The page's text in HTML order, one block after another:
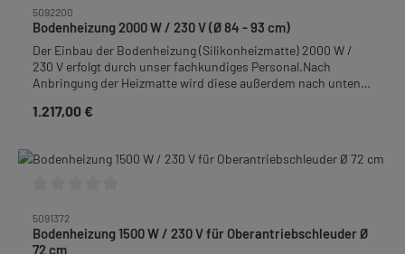
5092200
Bodenheizung 2000 W / 230 V (Ø 84 - 93 cm)
Der Einbau der Bodenheizung (Silikonheizmatte) 2000 W /
230 V erfolgt durch unser fachkundiges Personal.Nach
Anbringung der Heizmatte wird diese außerdem nach unten
Wärmeverlust zu vermeiden.Bodenheizung thermostatisch
Regulärer Preis:
1.217,00 €
5091372
Bodenheizung 1500 W / 230 V für Oberantriebschleuder Ø
72 cm